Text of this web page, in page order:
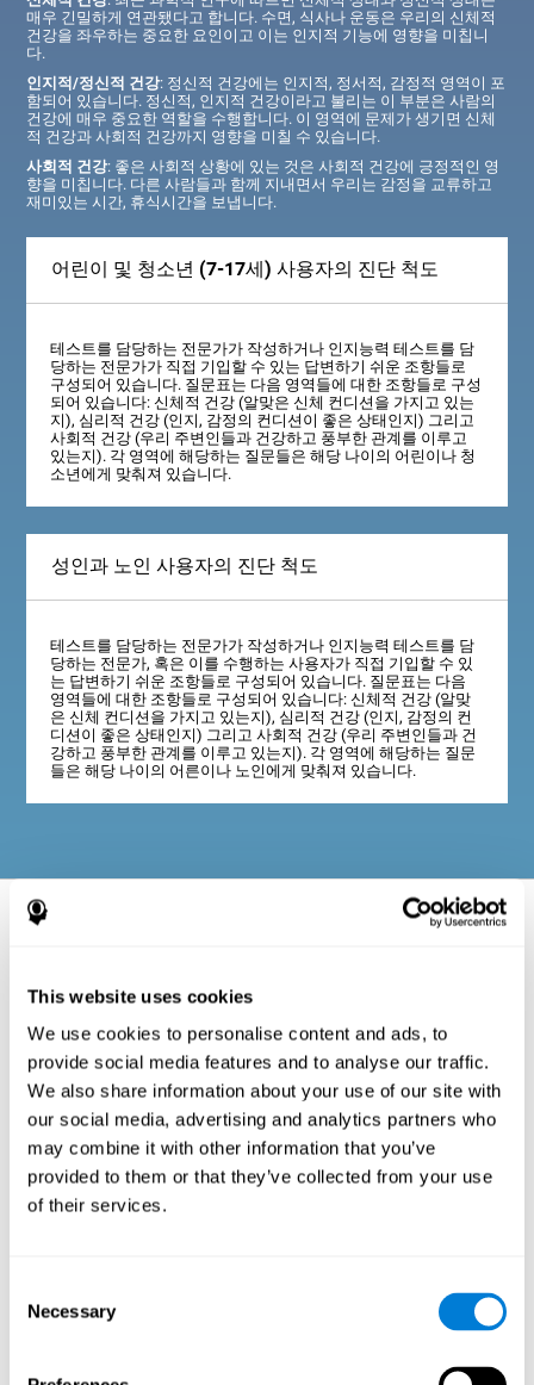
This website uses cookies
We use cookies to personalise content and ads, to
provide social media features and to analyse our traffic.
We also share information about your use of our site with
our social media, advertising and analytics partners who
may combine it with other information that you’ve
provided to them or that they’ve collected from your use
of their services.
Selection
Necessary
매우 긴밀하게 연관됐다고 합니다. 수면, 식사나 운동은 우리의 신체적
건강을 좌우하는 중요한 요인이고 이는 인지적 기능에 영향을 미칩니
다.
인지적/정신적 건강: 정신적 건강에는 인지적, 정서적, 감정적 영역이 포
함되어 있습니다. 정신적, 인지적 건강이라고 불리는 이 부분은 사람의
건강에 매우 중요한 역할을 수행합니다. 이 영역에 문제가 생기면 신체
적 건강과 사회적 건강까지 영향을 미칠 수 있습니다.
사회적 건강: 좋은 사회적 상황에 있는 것은 사회적 건강에 긍정적인 영
향을 미칩니다. 다른 사람들과 함께 지내면서 우리는 감정을 교류하고
재미있는 시간, 휴식시간을 보냅니다.
어린이 및 청소년 (7-17세) 사용자의 진단 척도
테스트를 담당하는 전문가가 작성하거나 인지능력 테스트를 담
당하는 전문가가 직접 기입할 수 있는 답변하기 쉬운 조항들로
구성되어 있습니다. 질문표는 다음 영역들에 대한 조항들로 구성
되어 있습니다: 신체적 건강 (알맞은 신체 컨디션을 가지고 있는
지), 심리적 건강 (인지, 감정의 컨디션이 좋은 상태인지) 그리고
사회적 건강 (우리 주변인들과 건강하고 풍부한 관계를 이루고
있는지). 각 영역에 해당하는 질문들은 해당 나이의 어린이나 청
소년에게 맞춰져 있습니다.
성인과 노인 사용자의 진단 척도
테스트를 담당하는 전문가가 작성하거나 인지능력 테스트를 담
당하는 전문가, 혹은 이를 수행하는 사용자가 직접 기입할 수 있
는 답변하기 쉬운 조항들로 구성되어 있습니다. 질문표는 다음
영역들에 대한 조항들로 구성되어 있습니다: 신체적 건강 (알맞
은 신체 컨디션을 가지고 있는지), 심리적 건강 (인지, 감정의 컨
디션이 좋은 상태인지) 그리고 사회적 건강 (우리 주변인들과 건
강하고 풍부한 관계를 이루고 있는지). 각 영역에 해당하는 질문
들은 해당 나이의 어른이나 노인에게 맞춰져 있습니다.
평가된 신경심리적 측면: 과제 배터리 (테
인지 능력 중 하나의 손상이나 교란은 어떤 사람의 일상 생활과 건강 상
필의 평가는 이러한 문제가 발생할 가능성이 얼마나 있는지 알려줄 수
있습니다.
인지 능력의 효율성이 매우 중요하다는 걸 잘 알기에 CogniFit의 전반적
인지 능력 평가 테스트 (CAB)는 다음과 같은 인지 능력과 영역을 측정하
는데 매우 심혈을 기울입니다:
주목
여러 영역과 연관되어 있습니다: 뇌관부터 전두엽까지. 하지만 두뇌
의 오른편이 특히 주의력에 큰 영향을 미치는 것 같습니다. 이 인지 영
역은 우리가 경계할 수 있게 하며 방해꾼이 있더라도 우리가 필요한
자극을 파악할 수 있게 하고 오랜 시간동안 집중력을 유지할 수 있게
시에 발생하는 일이 생기면 주의를 분산 시키는 것을 가능하게 해 줍
니다. 주의에 포함된 인지 능력들은 이전과 같고 이들을 다 CogniFit